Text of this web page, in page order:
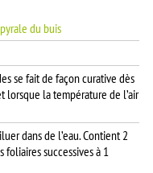
du buis
se fait de façon curative dès
lorsque la température de l’air
dans de l’eau. Contient 2
foliaires successives à 1